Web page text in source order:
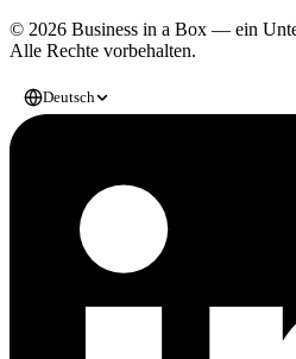
© 2026 Business in a Box — ein
Alle Rechte vorbehalten.
Deutsch